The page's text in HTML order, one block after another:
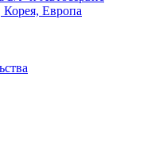
Европа